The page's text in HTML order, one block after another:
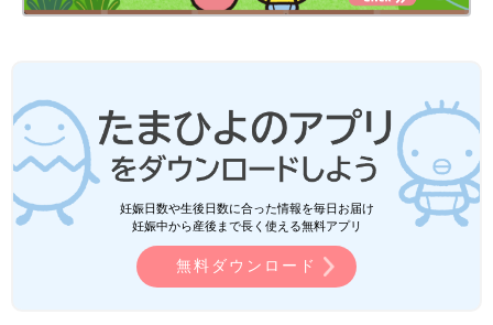
妊娠日数や生後日数に合った情報を毎日お届け
妊娠中から産後まで長く使える無料アプリ
無料ダウンロード